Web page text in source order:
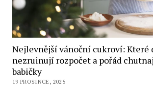
Nejlevnější vánoční cukroví: Které
nezruinují rozpočet a pořád
babičky
19 PROSINCE, 2025